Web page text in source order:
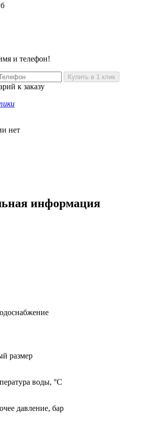
и телефон!
к заказу
нет
информация
размер
воды, °C
давление, бар